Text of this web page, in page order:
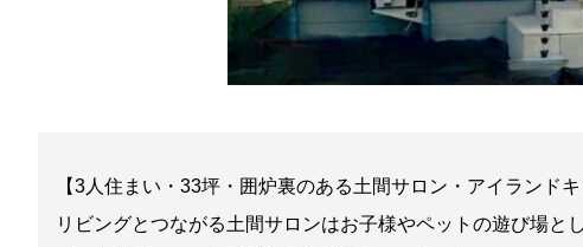
【3人住まい・33坪・囲炉裏のある土間サロン・アイランド
リビングとつながる土間サロンはお子様やペットの遊び場と